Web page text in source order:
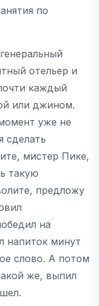
по
отельер и
каждый
или джином.
уже не
сделать
мистер Пике,
такую
предложу
на
напиток минут
слово. А потом
же, выпил